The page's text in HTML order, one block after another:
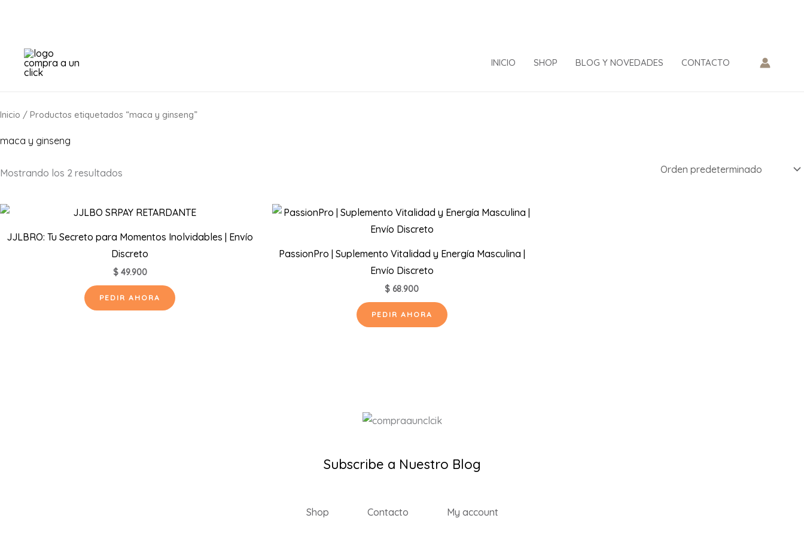
contenido
INICIO SHOP BLOG Y NOVEDADES CONTACTO
Inicio / Productos etiquetados “maca y ginseng”
maca y ginseng
Mostrando los 2 resultados
JJLBRO: Tu Secreto para Momentos Inolvidables | Envío
Discreto
$49.900
PEDIR AHORA
PassionPro | Suplemento Vitalidad y Energía Masculina |
Envío Discreto
$ 68.900
PEDIR AHORA
Subscribe a Nuestro Blog
Shop Contacto My account